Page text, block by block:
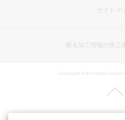
サイトマ
匿名加工情報の第三